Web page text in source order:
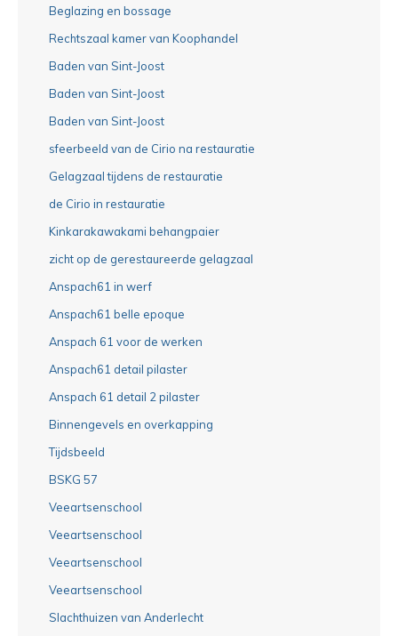
Beglazing en bossage
Rechtszaal kamer van Koophandel
Baden van Sint-Joost
Baden van Sint-Joost
Baden van Sint-Joost
sfeerbeeld van de Cirio na restauratie
Gelagzaal tijdens de restauratie
de Cirio in restauratie
Kinkarakawakami behangpaier
zicht op de gerestaureerde gelagzaal
Anspach61 in werf
Anspach61 belle epoque
Anspach 61 voor de werken
Anspach61 detail pilaster
Anspach 61 detail 2 pilaster
Binnengevels en overkapping
Tijdsbeeld
BSKG 57
Veeartsenschool
Veeartsenschool
Veeartsenschool
Veeartsenschool
Slachthuizen van Anderlecht